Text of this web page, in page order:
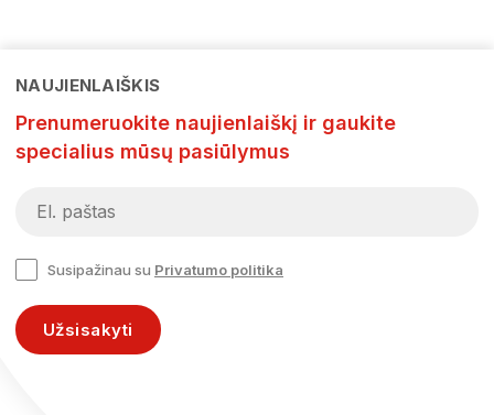
NAUJIENLAIŠKIS
Prenumeruokite naujienlaiškį ir gaukite
specialius mūsų pasiūlymus
Susipažinau su Privatumo politika
Užsisakyti